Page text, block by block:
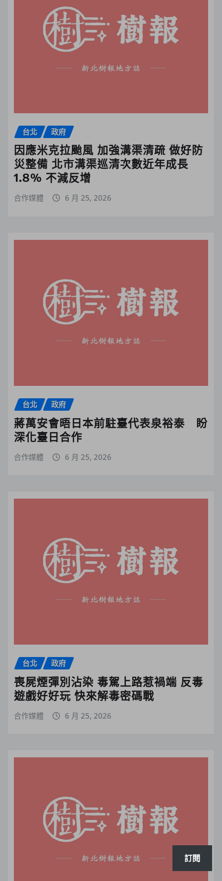
台北 政府
因應米克拉颱風 加強溝渠清疏 做好防
災整備 北市溝渠巡清次數近年成長
1.8% 不減反增
合作媒體 6 月 25, 2026
台北 政府
蔣萬安會晤日本前駐臺代表泉裕泰 盼
深化臺日合作
合作媒體 6 月 25, 2026
台北 政府
喪屍煙彈別沾染 毒駕上路惹禍端 反毒
遊戲好好玩 快來解毒密碼戰
合作媒體 6 月 25, 2026
訂閱